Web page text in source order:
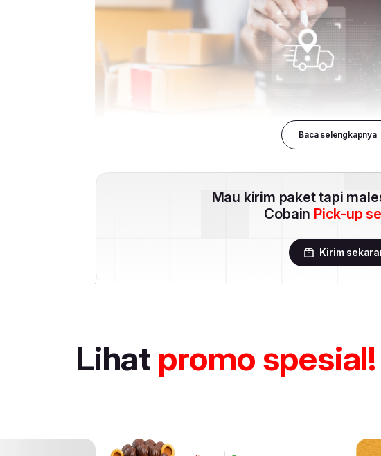
Baca selengkapnya
Mau kirim paket tapi
Cobain Pick-up
Kirim
Lihat promo spesial!